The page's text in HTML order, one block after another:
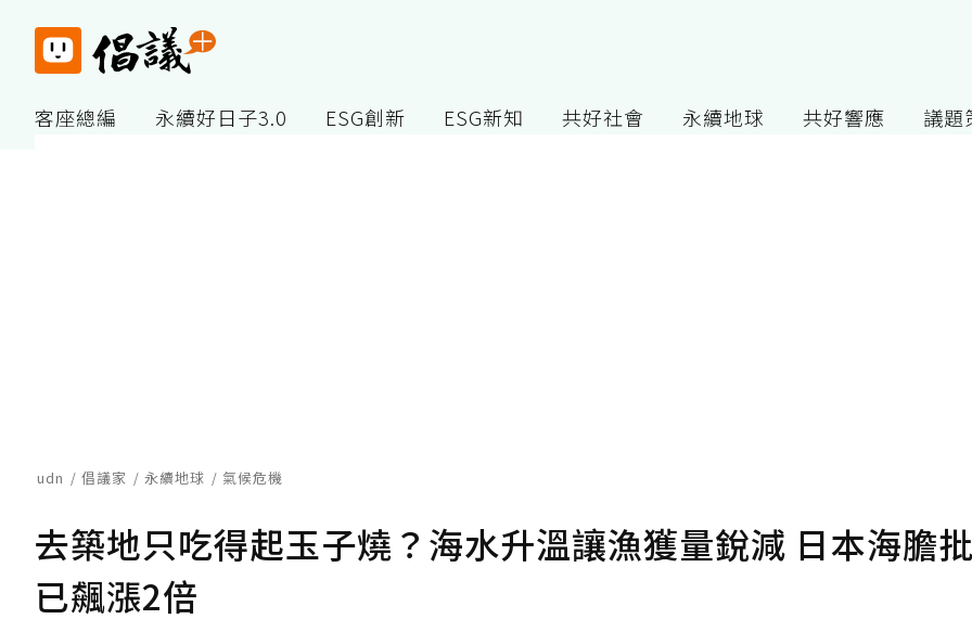
客座總編 永續好日子3.0 ESG創新 ESG新知 共好社會 永續地球 共好響應 議題
udn 倡議家 永續地球 氣候危機
去築地只吃得起玉子燒？海水升溫讓漁獲量銳減 日本海膽
已飆漲2倍